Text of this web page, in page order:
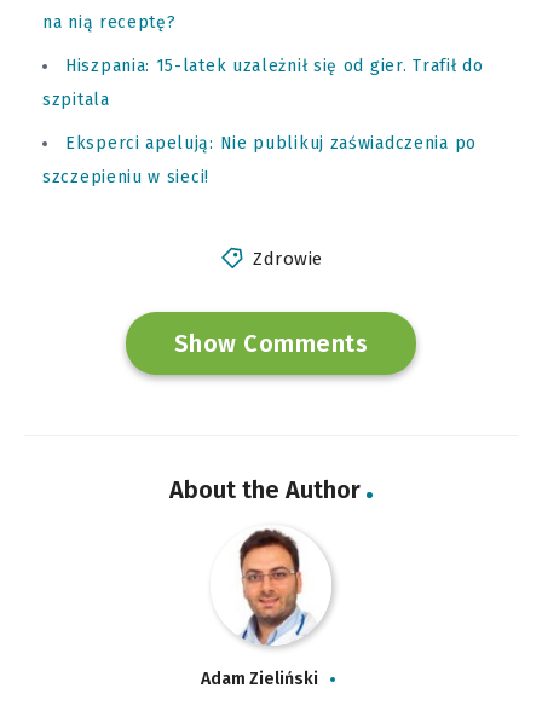
na nią receptę?
Hiszpania: 15-latek uzależnił się od gier. Trafił do
szpitala
Eksperci apelują: Nie publikuj zaświadczenia po
szczepieniu w sieci!
Zdrowie
Show Comments
About the Author
Adam Zieliński